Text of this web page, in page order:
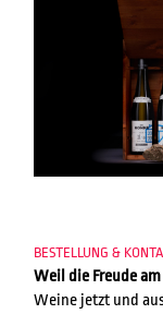
BESTELLUNG &
Weil die Freude
Weine jetzt und